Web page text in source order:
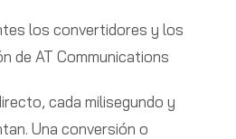
los convertidores y los
de AT Communications
cada milisegundo y
Una conversión o